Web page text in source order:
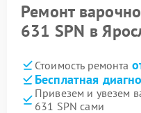
Ремонт
631 SPN в
Стоимость ремонта
Бесплатная
Привезем и увезем
631 SPN сами